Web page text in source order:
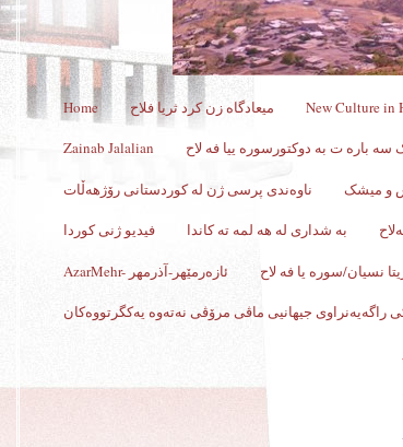
Home میعادگاه زن كرد ثریا فلاح New Culture in
Zainab Jalalian سه باره ت به دوکتورسوره ییا فه لاح
ناوەندی پرسی ژن لە کوردستانی رۆژهەڵات و میشک
فیدیو ژنی کوردا به شداری له هه لمه ته کاندا
AzarMehr- ئازەرمێهر-آذرمهر نسیان/سوره یا فه لاح
راگەیەنراوی جیهانیی ماڤی مرۆڤی نەتەوە یەکگرتووەکان